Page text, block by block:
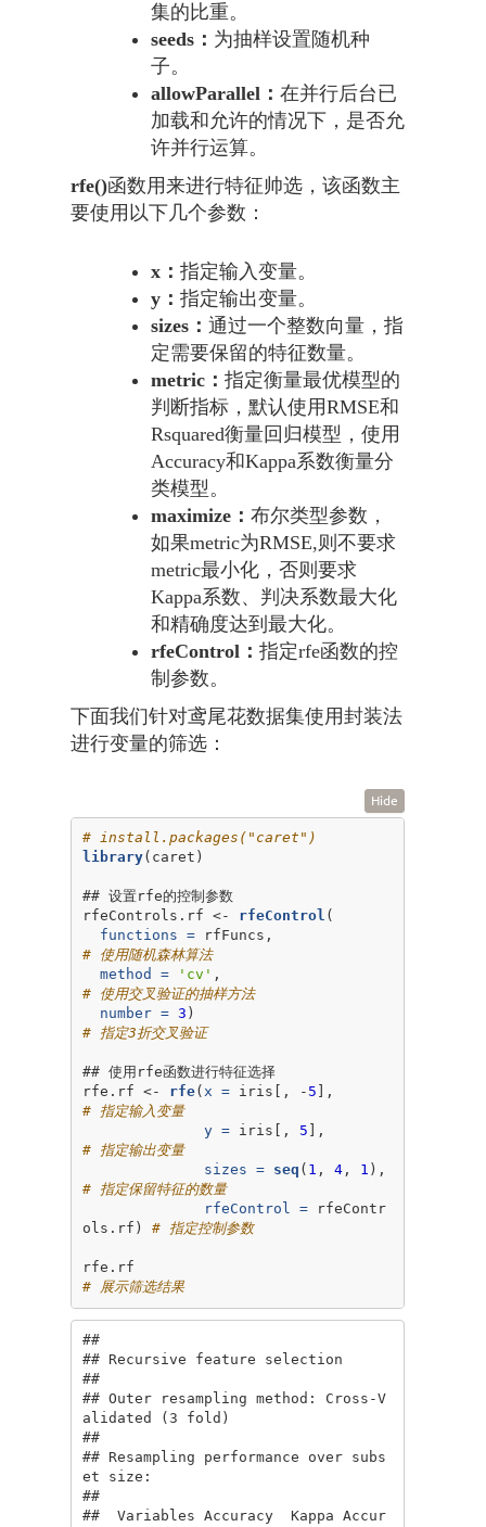
集的比重。
seeds： 为抽样设置随机种
子。
allowParallel： 在并行后台已
加载和允许的情况下，是否允
许并行运算。
rfe()函数用来进行特征帅选，该函数主
要使用以下几个参数：
x： 指定输入变量。
y： 指定输出变量。
sizes： 通过一个整数向量，指
定需要保留的特征数量。
metric： 指定衡量最优模型的
判断指标，默认使用RMSE和
Rsquared衡量回归模型，使用
Accuracy和Kappa系数衡量分
类模型。
maximize： 布尔类型参数，
如果metric为RMSE,则不要求
metric最小化，否则要求
Kappa系数、判决系数最大化
和精确度达到最大化。
rfeControl： 指定rfe函数的控
制参数。
下面我们针对鸢尾花数据集使用封装法
进行变量的筛选：
Hide
# install.packages("caret")
library(caret)
## 设置rfe的控制参数
rfeControls.rf <-
rfeControl (
functions =
# 使用随机森林算法
method =
'cv'
# 使用交叉验证的抽样方法
number = 3
# 指定3折交叉验证
## 使用rfe函数进行特征选择
rfe.rf <-
rfe( x = iris[, - 5
# 指定输入变量
y = iris[, 5
# 指定输出变量
sizes =
seq ( 1 , 4, 1
# 指定保留特征的数量
rfeControl = rfeContr
ols.rf) # 指定控制参数
# 展示筛选结果
##
## Recursive feature selection
##
## Outer resampling method: Cross-V
alidated (3 fold)
##
## Resampling performance over subs
et size:
##
##  Variables Accuracy  Kappa Accur